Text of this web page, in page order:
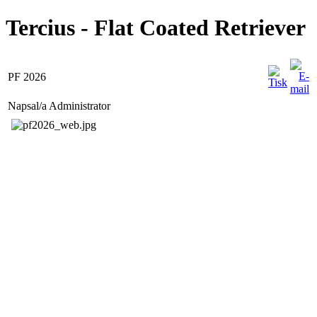
Tercius - Flat Coated Retriever
PF 2026
Napsal/a Administrator